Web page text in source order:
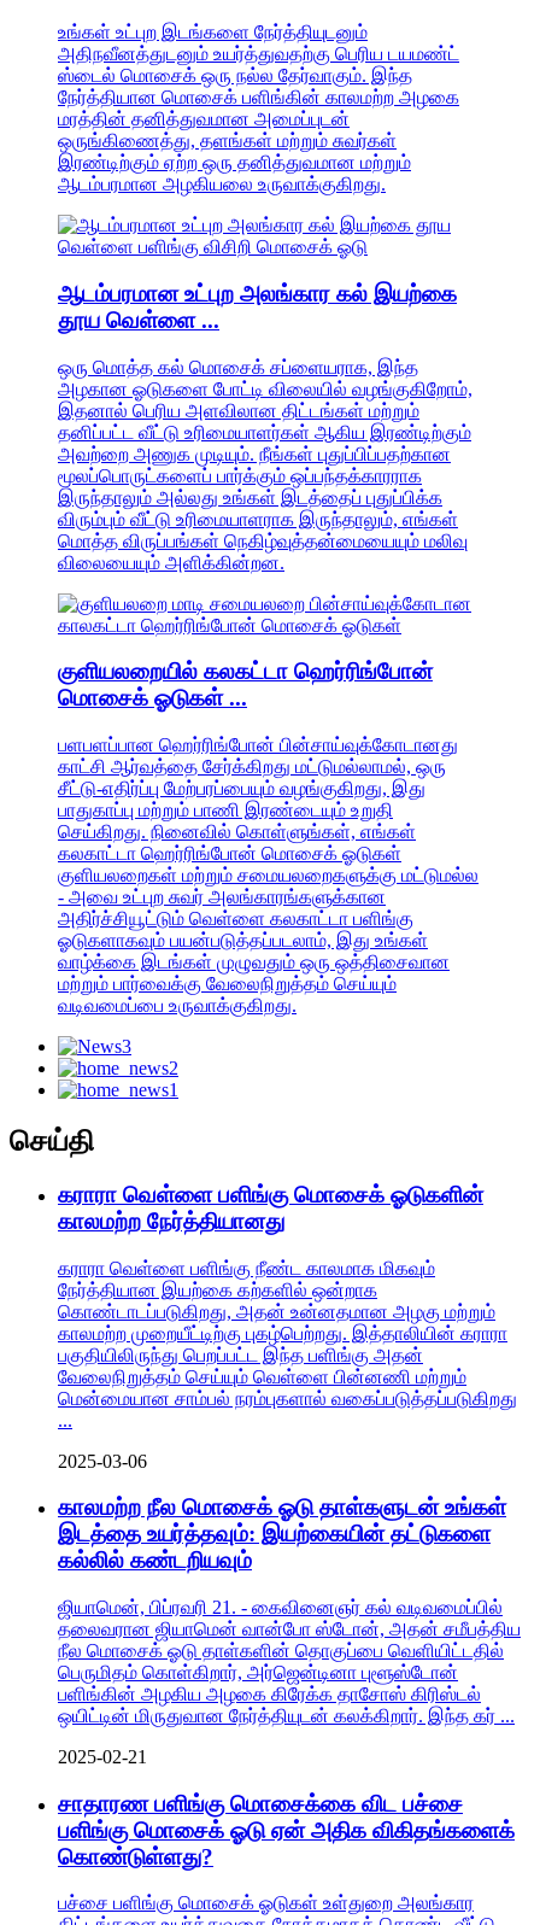
உங்கள் உட்புற இடங்களை நேர்த்தியுடனும்
அதிநவீனத்துடனும் உயர்த்துவதற்கு பெரிய டயமண்ட்
ஸ்டைல் ​​மொசைக் ஒரு நல்ல தேர்வாகும். இந்த
நேர்த்தியான மொசைக் பளிங்கின் காலமற்ற அழகை
மரத்தின் தனித்துவமான அமைப்புடன்
ஒருங்கிணைத்து, தளங்கள் மற்றும் சுவர்கள்
இரண்டிற்கும் ஏற்ற ஒரு தனித்துவமான மற்றும்
ஆடம்பரமான அழகியலை உருவாக்குகிறது.
ஆடம்பரமான உட்புற அலங்கார கல் இயற்கை
தூய வெள்ளை ...
ஒரு மொத்த கல் மொசைக் சப்ளையராக, இந்த
அழகான ஓடுகளை போட்டி விலையில் வழங்குகிறோம்,
இதனால் பெரிய அளவிலான திட்டங்கள் மற்றும்
தனிப்பட்ட வீட்டு உரிமையாளர்கள் ஆகிய இரண்டிற்கும்
அவற்றை அணுக முடியும். நீங்கள் புதுப்பிப்பதற்கான
மூலப்பொருட்களைப் பார்க்கும் ஒப்பந்தக்காரராக
இருந்தாலும் அல்லது உங்கள் இடத்தைப் புதுப்பிக்க
விரும்பும் வீட்டு உரிமையாளராக இருந்தாலும், எங்கள்
மொத்த விருப்பங்கள் நெகிழ்வுத்தன்மையையும் மலிவு
விலையையும் அளிக்கின்றன.
குளியலறையில் கலகட்டா ஹெர்ரிங்போன்
மொசைக் ஓடுகள் ...
பளபளப்பான ஹெர்ரிங்போன் பின்சாய்வுக்கோடானது
காட்சி ஆர்வத்தை சேர்க்கிறது மட்டுமல்லாமல், ஒரு
சீட்டு-எதிர்ப்பு மேற்பரப்பையும் வழங்குகிறது, இது
பாதுகாப்பு மற்றும் பாணி இரண்டையும் உறுதி
செய்கிறது. நினைவில் கொள்ளுங்கள், எங்கள்
கலகாட்டா ஹெர்ரிங்போன் மொசைக் ஓடுகள்
குளியலறைகள் மற்றும் சமையலறைகளுக்கு மட்டுமல்ல
- அவை உட்புற சுவர் அலங்காரங்களுக்கான
அதிர்ச்சியூட்டும் வெள்ளை கலகாட்டா பளிங்கு
ஓடுகளாகவும் பயன்படுத்தப்படலாம், இது உங்கள்
வாழ்க்கை இடங்கள் முழுவதும் ஒரு ஒத்திசைவான
மற்றும் பார்வைக்கு வேலைநிறுத்தம் செய்யும்
வடிவமைப்பை உருவாக்குகிறது.
செய்தி
கராரா வெள்ளை பளிங்கு மொசைக் ஓடுகளின்
காலமற்ற நேர்த்தியானது
கராரா வெள்ளை பளிங்கு நீண்ட காலமாக மிகவும்
நேர்த்தியான இயற்கை கற்களில் ஒன்றாக
கொண்டாடப்படுகிறது, அதன் உன்னதமான அழகு மற்றும்
காலமற்ற முறையீட்டிற்கு புகழ்பெற்றது. இத்தாலியின் கராரா
பகுதியிலிருந்து பெறப்பட்ட இந்த பளிங்கு அதன்
வேலைநிறுத்தம் செய்யும் வெள்ளை பின்னணி மற்றும்
மென்மையான சாம்பல் நரம்புகளால் வகைப்படுத்தப்படுகிறது
...
2025-03-06
காலமற்ற நீல மொசைக் ஓடு தாள்களுடன் உங்கள்
இடத்தை உயர்த்தவும்: இயற்கையின் தட்டுகளை
கல்லில் கண்டறியவும்
ஜியாமென், பிப்ரவரி 21. - கைவினைஞர் கல் வடிவமைப்பில்
தலைவரான ஜியாமென் வான்போ ஸ்டோன், அதன் சமீபத்திய
நீல மொசைக் ஓடு தாள்களின் தொகுப்பை வெளியிட்டதில்
பெருமிதம் கொள்கிறார், அர்ஜென்டினா புளூஸ்டோன்
பளிங்கின் அழகிய அழகை கிரேக்க தாசோஸ் கிரிஸ்டல்
ஒயிட்டின் மிருதுவான நேர்த்தியுடன் கலக்கிறார். இந்த கர் ...
2025-02-21
சாதாரண பளிங்கு மொசைக்கை விட பச்சை
பளிங்கு மொசைக் ஓடு ஏன் அதிக விகிதங்களைக்
கொண்டுள்ளது?
பச்சை பளிங்கு மொசைக் ஓடுகள் உள்துறை அலங்கார